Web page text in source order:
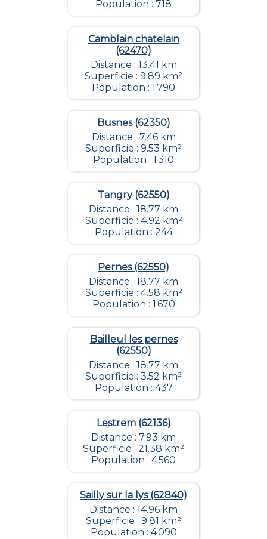
Population : 718
Camblain chatelain
(62470)
Distance : 13.41 km
Superficie : 9.89 km²
Population : 1 790
Busnes (62350)
Distance : 7.46 km
Superficie : 9.53 km²
Population : 1 310
Tangry (62550)
Distance : 18.77 km
Superficie : 4.92 km²
Population : 244
Pernes (62550)
Distance : 18.77 km
Superficie : 4.58 km²
Population : 1 670
Bailleul les pernes
(62550)
Distance : 18.77 km
Superficie : 3.52 km²
Population : 437
Lestrem (62136)
Distance : 7.93 km
Superficie : 21.38 km²
Population : 4 560
Sailly sur la lys (62840)
Distance : 14.96 km
Superficie : 9.81 km²
Population : 4 090